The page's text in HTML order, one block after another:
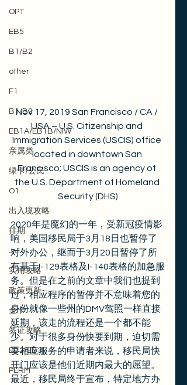
OPT
EB5
B1/B2
other
F1
B1/B2
EB1A/EB1B/NIW
亲属类
绿卡/公民
O1
出入境攻略
排期
J-1
实用攻略
政策更新
金卡
签证攻略
EB2/EB3
PERM
Nov 17, 2019 San Francisco / CA /
USA – U.S. Citizenship and
Immigration Services (USCIS) office
located in downtown San
Francisco; USCIS is an agency of
the U.S. Department of Homeland
Security (DHS)
2020年是魔幻的一年，受新冠疫情影
响，美国移民局于3月18日也暂停了
对外办公，继而于3月20日暂停了所
有基于I-129表格及I-140表格的加急服
务。但是在之前的文章中我们也提到
过，相应程序的暂停并不意味着您的
身份就像一些州的DMV驾照一样直接
延期，该走的流程还是一个都不能
少。对于很多身份快要到期，迫切需
要相应服务的申请者来说，移民局快
开门应该是他们近期内最大的愿望。
最近，移民局终于宣布，特定地方办